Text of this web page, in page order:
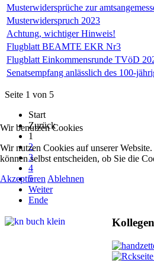
Musterwidersprüche zur
Musterwiderspruch 2023
Achtung, wichtiger Hinweis!
Flugblatt BEAMTE EKR Nr3
Flugblatt Einkommensrunde TVöD
Senatsempfang anlässlich des 100-
Seite 1 von 5
Start
Zurück
1
2
3
4
5
Weiter
Ende
Wir benutzen Cookies
Wir nutzen Cookies auf unserer
können selbst entscheiden, ob Sie die
Akzeptieren Ablehnen